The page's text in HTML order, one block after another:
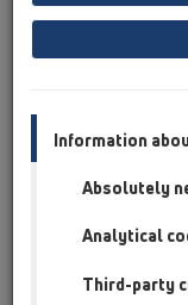
Przegląd
16 Zawory
Akcesoria
16
Information
Absolutely
Analytical
Third-party